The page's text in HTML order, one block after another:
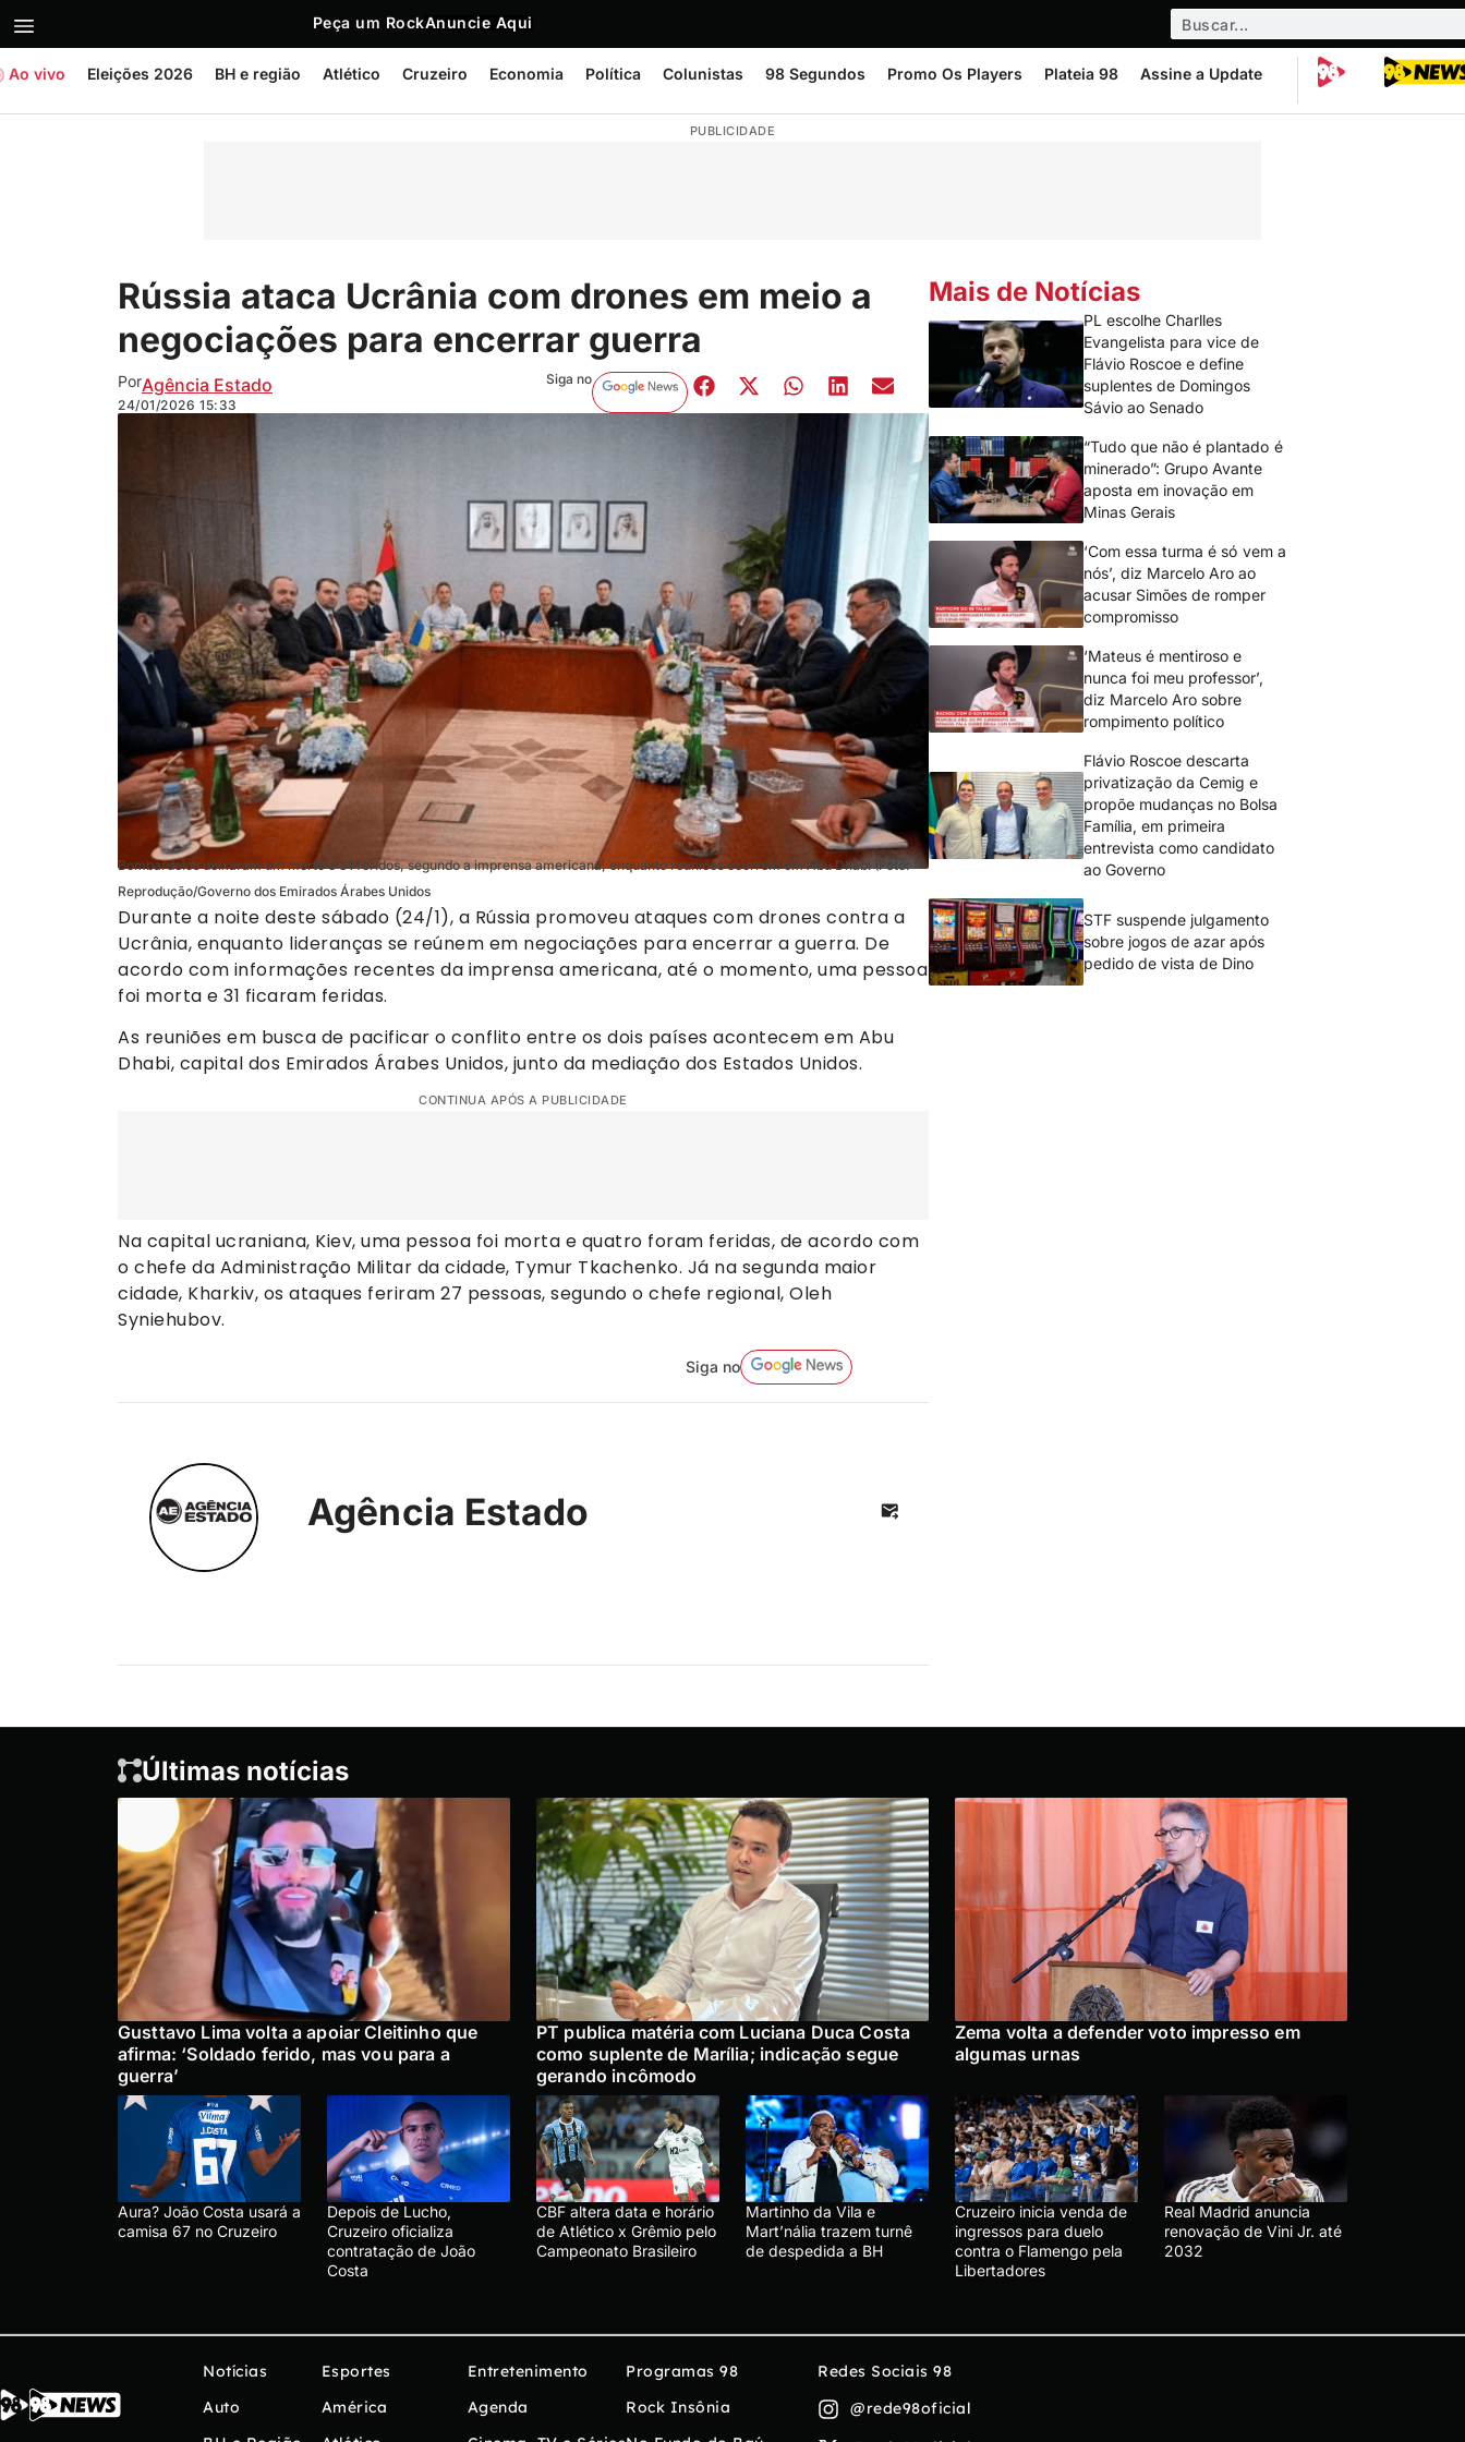
Peça um RockAnuncie Aqui
Ao vivo Eleições 2026 BH e região Atlético Cruzeiro Economia Política Colunistas 98 Segundos Promo Os Players Plateia 98 Assine a Update
PUBLICIDADE
Rússia ataca Ucrânia com drones em meio a
negociações para encerrar guerra
PorAgência Estado
24/01/2026 15:33
Siga no
Bombardeios deixaram um morto e 31 feridos, segundo a imprensa americana, enquanto reuniões ocorrem em Abu Dhabi (Foto:
Reprodução/Governo dos Emirados Árabes Unidos
Durante a noite deste sábado (24/1), a Rússia promoveu ataques com drones contra a
Ucrânia, enquanto lideranças se reúnem em negociações para encerrar a guerra. De
acordo com informações recentes da imprensa americana, até o momento, uma pessoa
foi morta e 31 ficaram feridas.
As reuniões em busca de pacificar o conflito entre os dois países acontecem em Abu
Dhabi, capital dos Emirados Árabes Unidos, junto da mediação dos Estados Unidos.
CONTINUA APÓS A PUBLICIDADE
Na capital ucraniana, Kiev, uma pessoa foi morta e quatro foram feridas, de acordo com
o chefe da Administração Militar da cidade, Tymur Tkachenko. Já na segunda maior
cidade, Kharkiv, os ataques feriram 27 pessoas, segundo o chefe regional, Oleh
Syniehubov.
Siga no
Agência Estado
Mais de Notícias
PL escolhe Charlles
Evangelista para vice de
Flávio Roscoe e define
suplentes de Domingos
Sávio ao Senado
“Tudo que não é plantado é
minerado”: Grupo Avante
aposta em inovação em
Minas Gerais
‘Com essa turma é só vem a
nós’, diz Marcelo Aro ao
acusar Simões de romper
compromisso
‘Mateus é mentiroso e
nunca foi meu professor’,
diz Marcelo Aro sobre
rompimento político
Flávio Roscoe descarta
privatização da Cemig e
propõe mudanças no Bolsa
Família, em primeira
entrevista como candidato
ao Governo
STF suspende julgamento
sobre jogos de azar após
pedido de vista de Dino
Últimas notícias
Gusttavo Lima volta a apoiar Cleitinho que
afirma: ‘Soldado ferido, mas vou para a
guerra’
PT publica matéria com Luciana Duca Costa
como suplente de Marília; indicação segue
gerando incômodo
Zema volta a defender voto impresso em
algumas urnas
Aura? João Costa usará a
camisa 67 no Cruzeiro
Depois de Lucho,
Cruzeiro oficializa
contratação de João
Costa
CBF altera data e horário
de Atlético x Grêmio pelo
Campeonato Brasileiro
Martinho da Vila e
Mart’nália trazem turnê
de despedida a BH
Cruzeiro inicia venda de
ingressos para duelo
contra o Flamengo pela
Libertadores
Real Madrid anuncia
renovação de Vini Jr. até
2032
Notícias
Auto
Esportes
América
Entretenimento
Agenda
Programas 98
Rock Insônia
Redes Sociais 98
@rede98oficial